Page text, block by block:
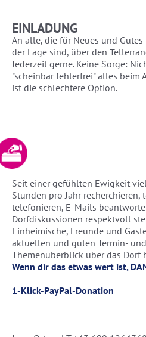
EINLADUNG
An alle, die für Neues und
der Lage sind, über den
Jederzeit gerne. Keine Sorge:
"scheinbar fehlerfrei" alles beim
ist die schlechtere Option.
Seit einer gefühlten Ewigkeit
Stunden pro Jahr recherchieren,
telefonieren, E-Mails
Dorfdiskussionen respektvoll
Einheimische, Freunde und
aktuellen und guten Termin- und
Themenüberblick über das Dorf
Wenn dir das etwas wert ist,
1-Klick-PayPal-Donation